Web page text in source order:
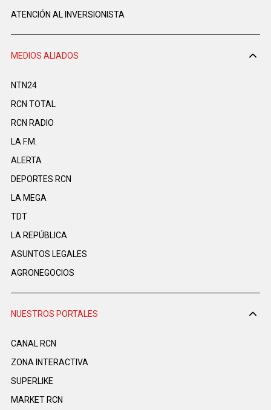
ATENCIÓN AL INVERSIONISTA
MEDIOS ALIADOS
NTN24
RCN TOTAL
RCN RADIO
LA F.M.
ALERTA
DEPORTES RCN
LA MEGA
TDT
LA REPÚBLICA
ASUNTOS LEGALES
AGRONEGOCIOS
NUESTROS PORTALES
CANAL RCN
ZONA INTERACTIVA
SUPERLIKE
MARKET RCN